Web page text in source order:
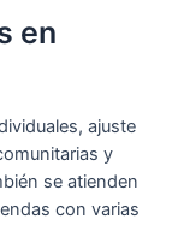
en
ajuste
y
se atienden
con varias